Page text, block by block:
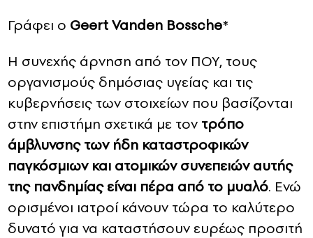
Γράφει ο Geert Vanden Bossche*
Η συνεχής άρνηση από τον ΠΟΥ, τους
οργανισμούς δημόσιας υγείας και τις
κυβερνήσεις των στοιχείων που βασίζονται
στην επιστήμη σχετικά με τον τρόπο
άμβλυνσης των ήδη καταστροφικών
παγκόσμιων και ατομικών συνεπειών αυτής
της πανδημίας είναι πέρα ​​από το μυαλό. Ενώ
ορισμένοι ιατροί κάνουν τώρα το καλύτερο
δυνατό για να καταστήσουν ευρέως προσιτή